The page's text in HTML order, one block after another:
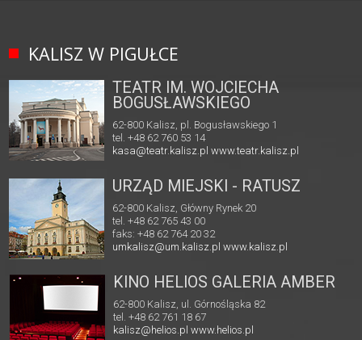
KALISZ W PIGUŁCE
TEATR IM. WOJCIECHA
BOGUSŁAWSKIEGO
62-800 Kalisz, pl. Bogusławskiego 1
tel. +48 62 760 53 14
kasa@teatr.kalisz.pl www.teatr.kalisz.pl
URZĄD MIEJSKI - RATUSZ
62-800 Kalisz, Główny Rynek 20
tel. +48 62 765 43 00
faks: +48 62 764 20 32
umkalisz@um.kalisz.plwww.kalisz.pl
KINO HELIOS GALERIA AMBER
62-800 Kalisz, ul. Górnośląska 82
tel. +48 62 761 18 67
kalisz@helios.pl www.helios.pl